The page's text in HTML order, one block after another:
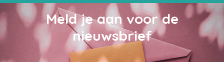
Meld je aan voor de
nieuwsbrief